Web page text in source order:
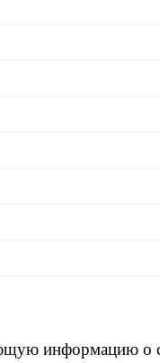
информацию